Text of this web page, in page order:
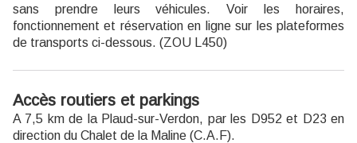
sans prendre leurs véhicules. Voir les horaires,
fonctionnement et réservation en ligne sur les plateformes
de transports ci-dessous. (ZOU L450)
Accès routiers et parkings
A 7,5 km de la Plaud-sur-Verdon, par les D952 et D23 en
direction du Chalet de la Maline (C.A.F).